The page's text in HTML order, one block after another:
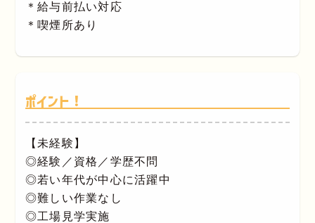
＊給与前払い対応
＊喫煙所あり
ポイント！
【未経験】
◎経験／資格／学歴不問
◎若い年代が中心に活躍中
◎難しい作業なし
◎工場見学実施